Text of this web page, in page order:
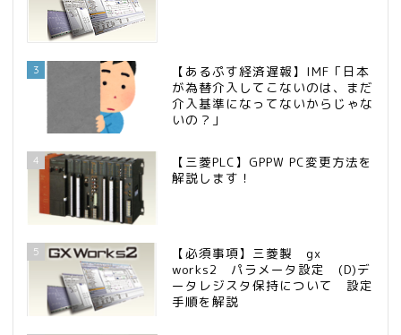
3
【あるぷす経済遅報】IMF「日本
が為替介入してこないのは、まだ
介入基準になってないからじゃな
いの？」
4
【三菱PLC】GPPW PC変更方法を
解説します！
5
【必須事項】三菱製 gx
works2 パラメータ設定 (D)デ
ータレジスタ保持について 設定
手順を解説